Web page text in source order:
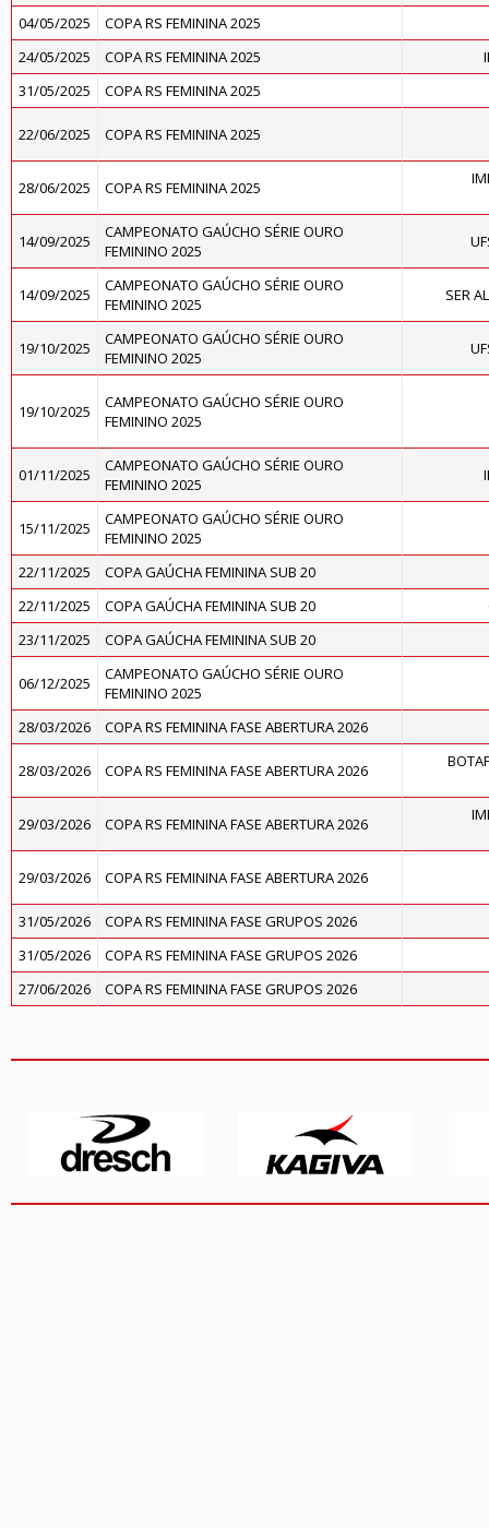
04/05/2025
COPA RS FEMININA 2025
24/05/2025
COPA RS FEMININA 2025
31/05/2025
COPA RS FEMININA 2025
22/06/2025 COPA RS FEMININA 2025
28/06/2025 COPA RS FEMININA 2025
14/09/2025
CAMPEONATO GAÚCHO SÉRIE OURO
FEMININO 2025
14/09/2025
CAMPEONATO GAÚCHO SÉRIE OURO
FEMININO 2025
SER
19/10/2025
CAMPEONATO GAÚCHO SÉRIE OURO
FEMININO 2025
19/10/2025
CAMPEONATO GAÚCHO SÉRIE OURO
FEMININO 2025
01/11/2025
CAMPEONATO GAÚCHO SÉRIE OURO
FEMININO 2025
15/11/2025
CAMPEONATO GAÚCHO SÉRIE OURO
FEMININO 2025
22/11/2025
COPA GAÚCHA FEMININA SUB 20
22/11/2025
COPA GAÚCHA FEMININA SUB 20
23/11/2025
COPA GAÚCHA FEMININA SUB 20
06/12/2025
CAMPEONATO GAÚCHO SÉRIE OURO
FEMININO 2025
28/03/2026
COPA RS FEMININA FASE ABERTURA 2026
28/03/2026 COPA RS FEMININA FASE ABERTURA 2026
29/03/2026 COPA RS FEMININA FASE ABERTURA 2026
29/03/2026 COPA RS FEMININA FASE ABERTURA 2026
31/05/2026
COPA RS FEMININA FASE GRUPOS 2026
31/05/2026
COPA RS FEMININA FASE GRUPOS 2026
27/06/2026
COPA RS FEMININA FASE GRUPOS 2026